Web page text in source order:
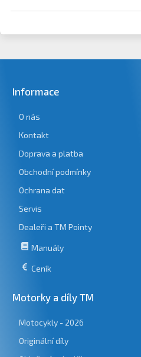
Informace
O nás
Kontakt
Doprava a platba
Obchodní podmínky
Ochrana dat
Servis
Dealeři a TM Pointy
Manuály
Ceník
Motorky a díly TM
Motocykly - 2026
Originální díly